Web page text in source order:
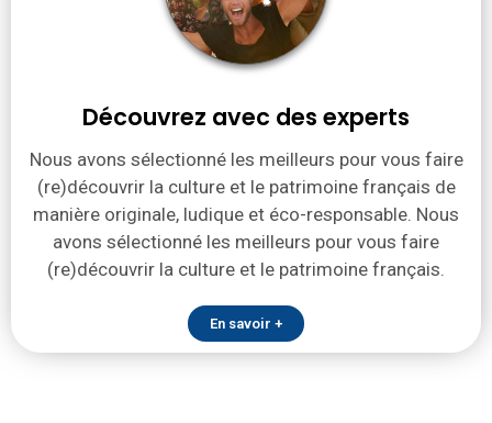
Découvrez avec des experts
Nous avons sélectionné les meilleurs pour vous faire
(re)découvrir la culture et le patrimoine français de
manière originale, ludique et éco-responsable. Nous
avons sélectionné les meilleurs pour vous faire
(re)découvrir la culture et le patrimoine français.
En savoir +